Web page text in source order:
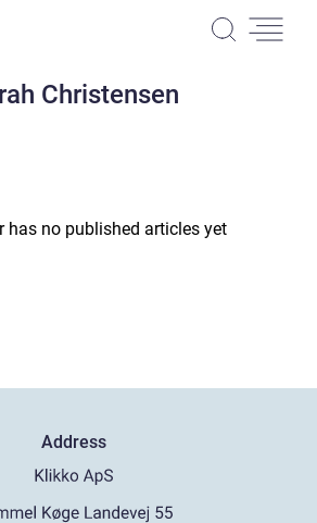
Christensen
has no published articles yet
Address